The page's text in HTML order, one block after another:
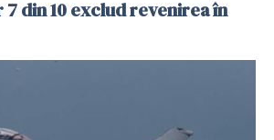
7 din 10 exclud revenirea în